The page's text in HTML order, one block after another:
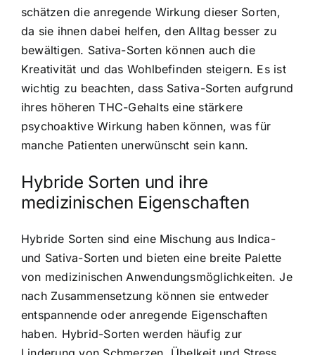
schätzen die anregende Wirkung dieser Sorten,
da sie ihnen dabei helfen, den Alltag besser zu
bewältigen. Sativa-Sorten können auch die
Kreativität und das Wohlbefinden steigern. Es ist
wichtig zu beachten, dass Sativa-Sorten aufgrund
ihres höheren THC-Gehalts eine stärkere
psychoaktive Wirkung haben können, was für
manche Patienten unerwünscht sein kann.
Hybride Sorten und ihre
medizinischen Eigenschaften
Hybride Sorten sind eine Mischung aus Indica-
und Sativa-Sorten und bieten eine breite Palette
von medizinischen Anwendungsmöglichkeiten. Je
nach Zusammensetzung können sie entweder
entspannende oder anregende Eigenschaften
haben. Hybrid-Sorten werden häufig zur